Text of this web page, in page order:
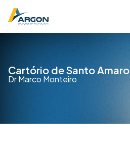
Cartório de Santo Amaro
Dr Marco Monteiro